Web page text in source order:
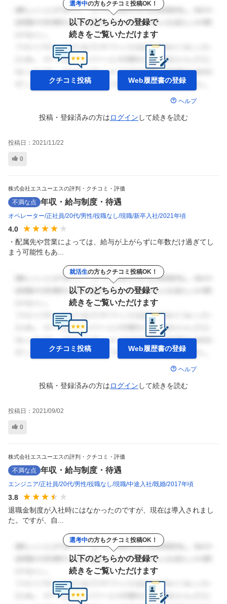
選考中の方もクチコミ投稿OK！
以下のどちらかの登録で
続きをご覧いただけます
クチコミ投稿 Web履歴書の登録
ヘルプ
投稿・登録済みの方はログイン して続きを読む
投稿日： 2021/11/22
0
株式会社エスユーエスの評判・クチコミ・評価
不満な点 年収・給与制度・待遇
オペレーター 正社員 20代 男性 役職なし 現職 新卒入社 2021年頃
4.0
・配属先や営業によっては、給与が上がらずに年数だけ過ぎてし
まう可能性もあ...
就活生の方もクチコミ投稿OK！
以下のどちらかの登録で
続きをご覧いただけます
クチコミ投稿 Web履歴書の登録
ヘルプ
投稿・登録済みの方はログイン して続きを読む
投稿日： 2021/09/02
0
株式会社エスユーエスの評判・クチコミ・評価
不満な点 年収・給与制度・待遇
エンジニア 正社員 20代 男性 役職なし 現職 中途入社 既婚 2017年頃
3.8
退職金制度が入社時にはなかったのですが、現在は導入されまし
た。ですが、自...
選考中の方もクチコミ投稿OK！
以下のどちらかの登録で
続きをご覧いただけます